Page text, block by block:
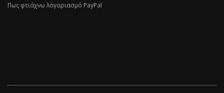
Πως φτιάχνω λογαριασμό PayPal